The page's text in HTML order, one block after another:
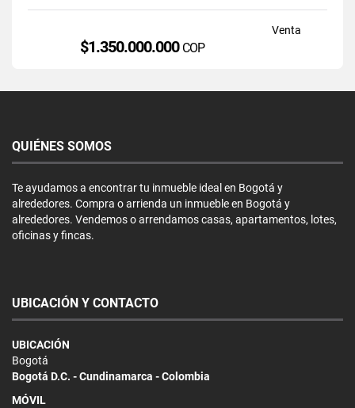
Venta
$1.350.000.000 COP
QUIÉNES SOMOS
Te ayudamos a encontrar tu inmueble ideal en Bogotá y
alrededores. Compra o arrienda un inmueble en Bogotá y
alrededores. Vendemos o arrendamos casas, apartamentos, lotes,
oficinas y fincas.
UBICACIÓN Y CONTACTO
UBICACIÓN
Bogotá
Bogotá D.C. - Cundinamarca - Colombia
MÓVIL